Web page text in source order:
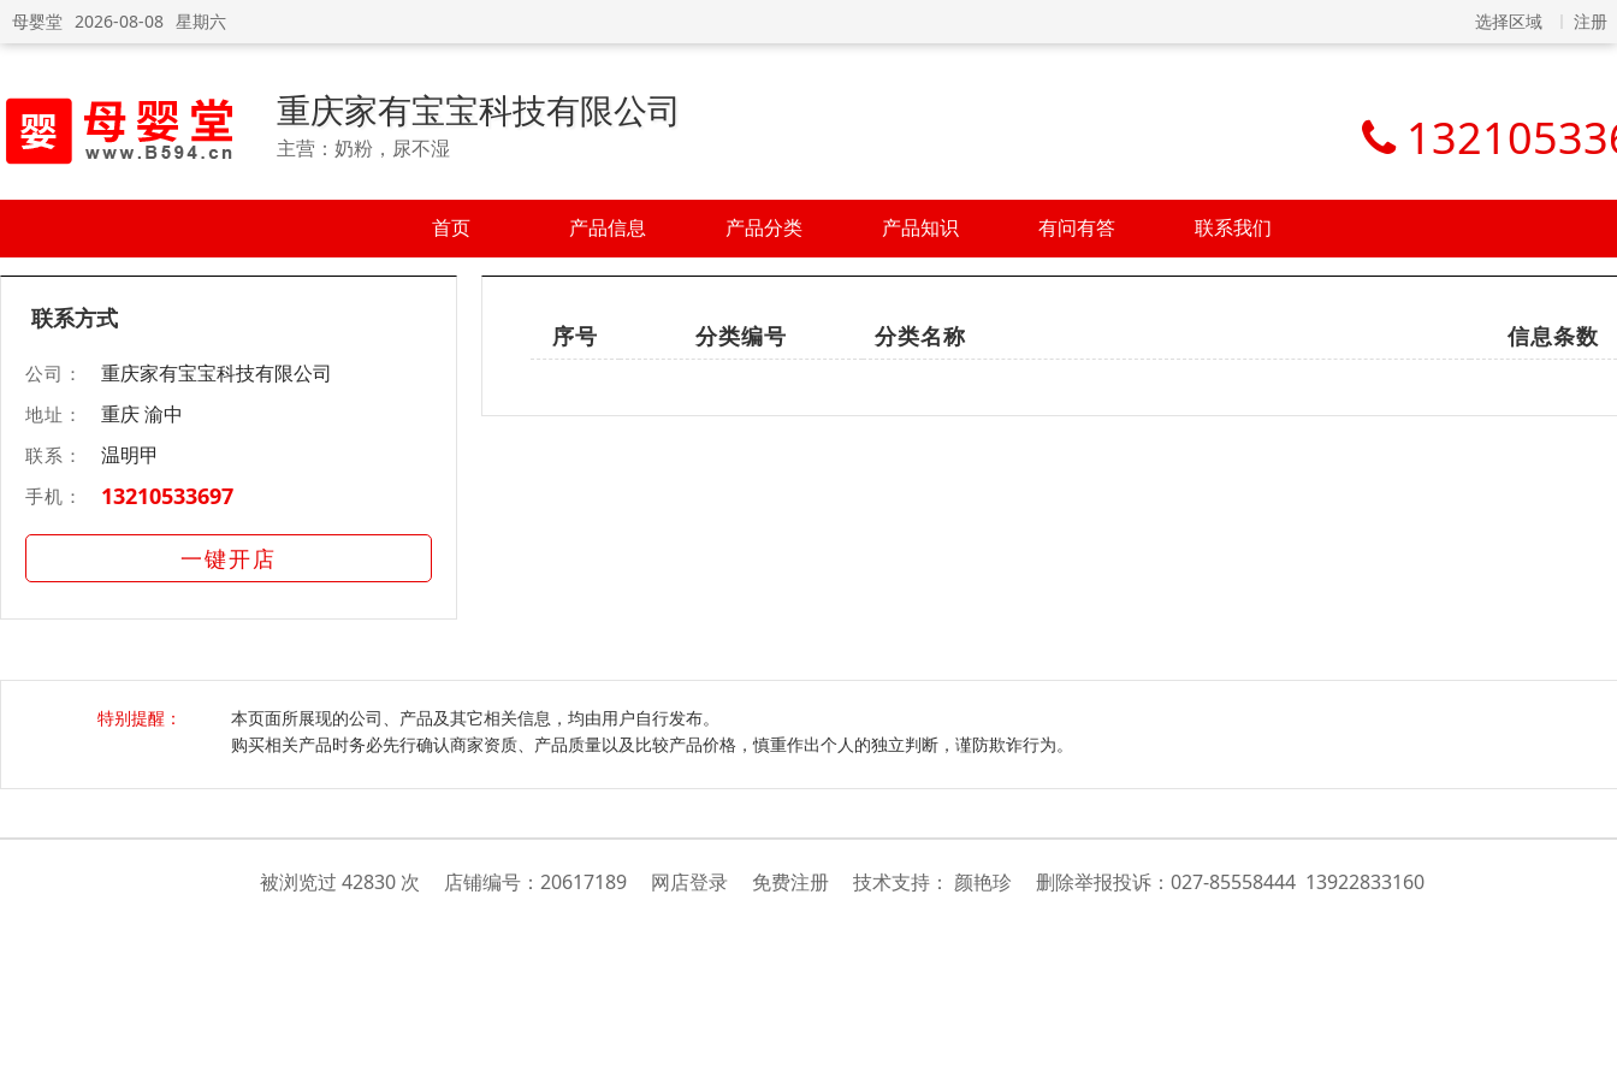
母婴堂 2026-08-08 星期六 选择区域 注册
重庆家有宝宝科技有限公司
主营：奶粉，尿不湿
首页 产品信息 产品分类 产品知识 有问有答 联系我们
联系方式
公司： 重庆家有宝宝科技有限公司
地址： 重庆 渝中
联系： 温明甲
手机： 13210533697
一键开店
序号 分类编号 分类名称 信息条数
特别提醒：
本页面所展现的公司、产品及其它相关信息，均由用户自行发布。
购买相关产品时务必先行确认商家资质、产品质量以及比较产品价格，慎重作出个人的独立判断，谨防欺诈行为。
被浏览过 42830 次 店铺编号： 20617189 网店登录 免费注册 技术支持 ： 颜艳珍 删除举报投诉：027-85558444 13922833160